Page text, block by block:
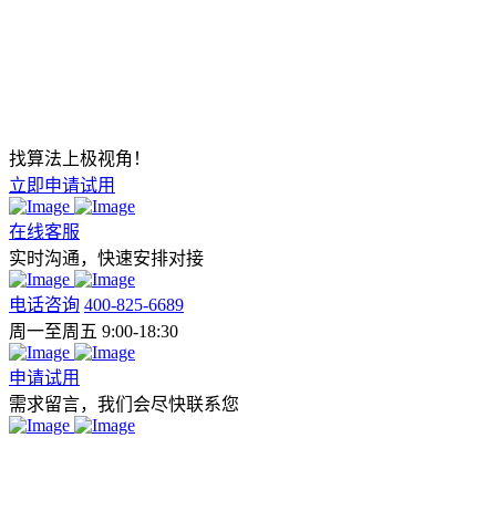
找算法上极视角！
立即申请试用
在线客服
实时沟通，快速安排对接
电话咨询 400-825-6689
周一至周五 9:00-18:30
申请试用
需求留言，我们会尽快联系您